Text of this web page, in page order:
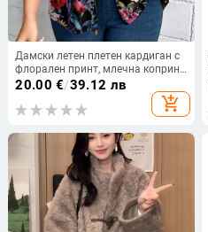
Дамски летен плетен кардиган с
флорален принт, млечна коприна
и полиестер със спандекс, къс
ръкав, яка с лист лотос, дължина
50–65 см, лек
20.00 €/39.12 лв
add_shopping_cart